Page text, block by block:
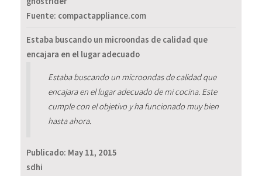
Fuente: compactappliance.com
Estaba buscando un microondas de calidad que
encajara en el lugar adecuado
Estaba buscando un microondas de calidad que
encajara en el lugar adecuado de mi cocina. Este
cumple con el objetivo y ha funcionado muy bien
hasta ahora.
Publicado: May 11, 2015
sdhi